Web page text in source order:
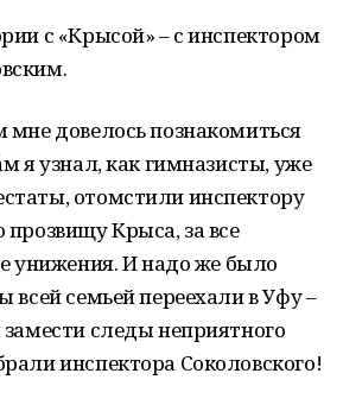
с «Крысой» – с инспектором
мне довелось познакомиться
я узнал, как гимназисты, уже
отомстили инспектору
прозвищу Крыса, за все
унижения. И надо же было
всей семьей переехали в Уфу –
следы неприятного
инспектора Соколовского!